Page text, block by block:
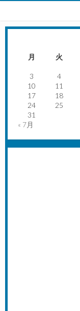
月
火
3
4
10
11
17
18
24
25
31
« 7月